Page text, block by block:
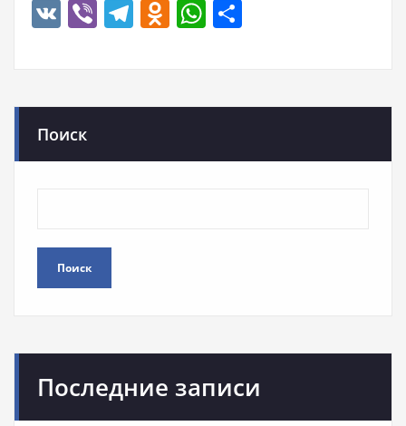
VK ViberTelegram
Odnoklassniki
WhatsApp
Поиск
Поиск
Последние записи